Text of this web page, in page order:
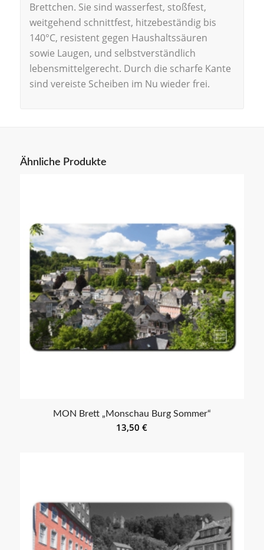
Brettchen. Sie sind wasserfest, stoßfest,
weitgehend schnittfest, hitzebeständig bis
140°C, resistent gegen Haushaltssäuren
sowie Laugen, und selbstverständlich
lebensmittelgerecht. Durch die scharfe Kante
sind vereiste Scheiben im Nu wieder frei.
Ähnliche Produkte
MON Brett „Monschau Burg Sommer“
13,50€